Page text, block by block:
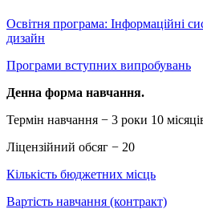
Освітня програма: Інформаційні
дизайн
Програми вступних випробувань
Денна форма навчання.
Термін навчання − 3 роки 10
Ліцензійний обсяг − 20
Кількість бюджетних місць
Вартість навчання (контракт)